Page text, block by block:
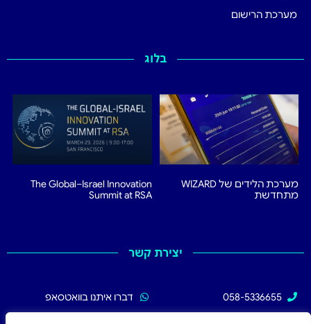
מערכת הרישום
בלוג
מערכת הלידים של WIZARD
מתחדשת
The Global–Israel Innovation
Summit at RSA
יצירת קשר
058-5336655
דברו איתנו בוואטסאפ